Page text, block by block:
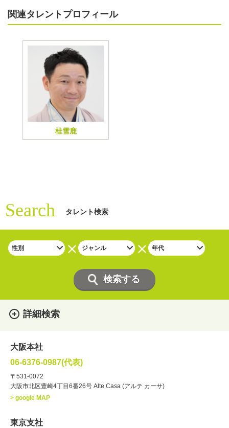
関連タレントプロフィール
桂雪鹿
Search タレント検索
詳細検索
・性別
・ジャンル
ナレーター レポーター
大阪本社
06-6376-0987(代表)
〒531-0072
大阪市北区豊崎4丁目6番26号 Alte Casa (アルテ カーサ)
> google MAP
東京支社